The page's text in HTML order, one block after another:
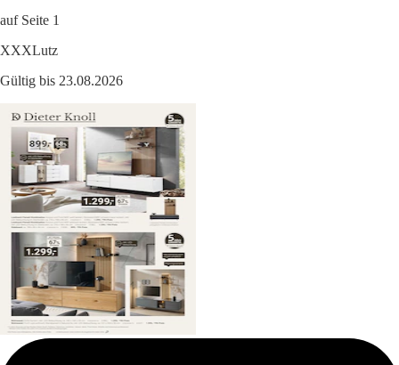
auf Seite 1
XXXLutz
Gültig bis 23.08.2026